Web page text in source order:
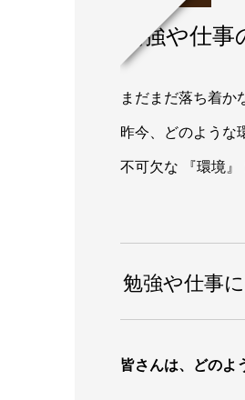
勉強や仕
まだまだ落ち着か
昨今、どのような
不可欠な 『環境』
勉強や仕事
皆さんは、どのよ